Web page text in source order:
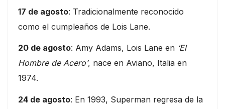
17 de agosto: Tradicionalmente reconocido
como el cumpleaños de Lois Lane.
20 de agosto: Amy Adams, Lois Lane en ‘El
Hombre de Acero’, nace en Aviano, Italia en
1974.
24 de agosto: En 1993, Superman regresa de la